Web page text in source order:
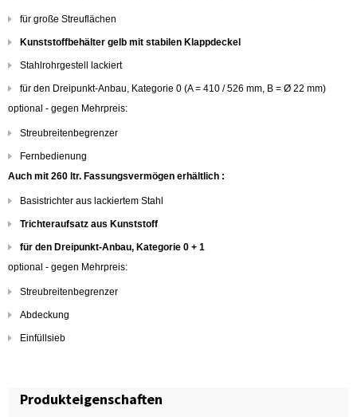
für große Streuflächen
Kunststoffbehälter gelb mit stabilen Klappdeckel
Stahlrohrgestell lackiert
für den Dreipunkt-Anbau, Kategorie 0 (A = 410 / 526 mm, B = Ø 22 mm)
optional - gegen Mehrpreis:
Streubreitenbegrenzer
Fernbedienung
Auch mit 260 ltr. Fassungsvermögen erhältlich :
Basistrichter aus lackiertem Stahl
Trichteraufsatz aus Kunststoff
für den Dreipunkt-Anbau, Kategorie 0 + 1
optional - gegen Mehrpreis:
Streubreitenbegrenzer
Abdeckung
Einfüllsieb
Produkteigenschaften